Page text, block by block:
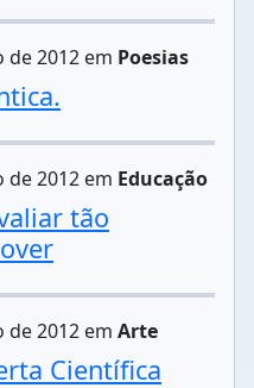
de 2012 em Poesias
de 2012 em Educação
tão
de 2012 em Arte
Científica